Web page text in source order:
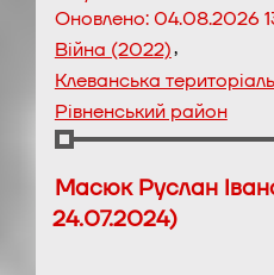
Оновлено:04.08.2026
Війна (2022),
Клеванська
Рівненський район
Масюк Руслан
24.07.2024)